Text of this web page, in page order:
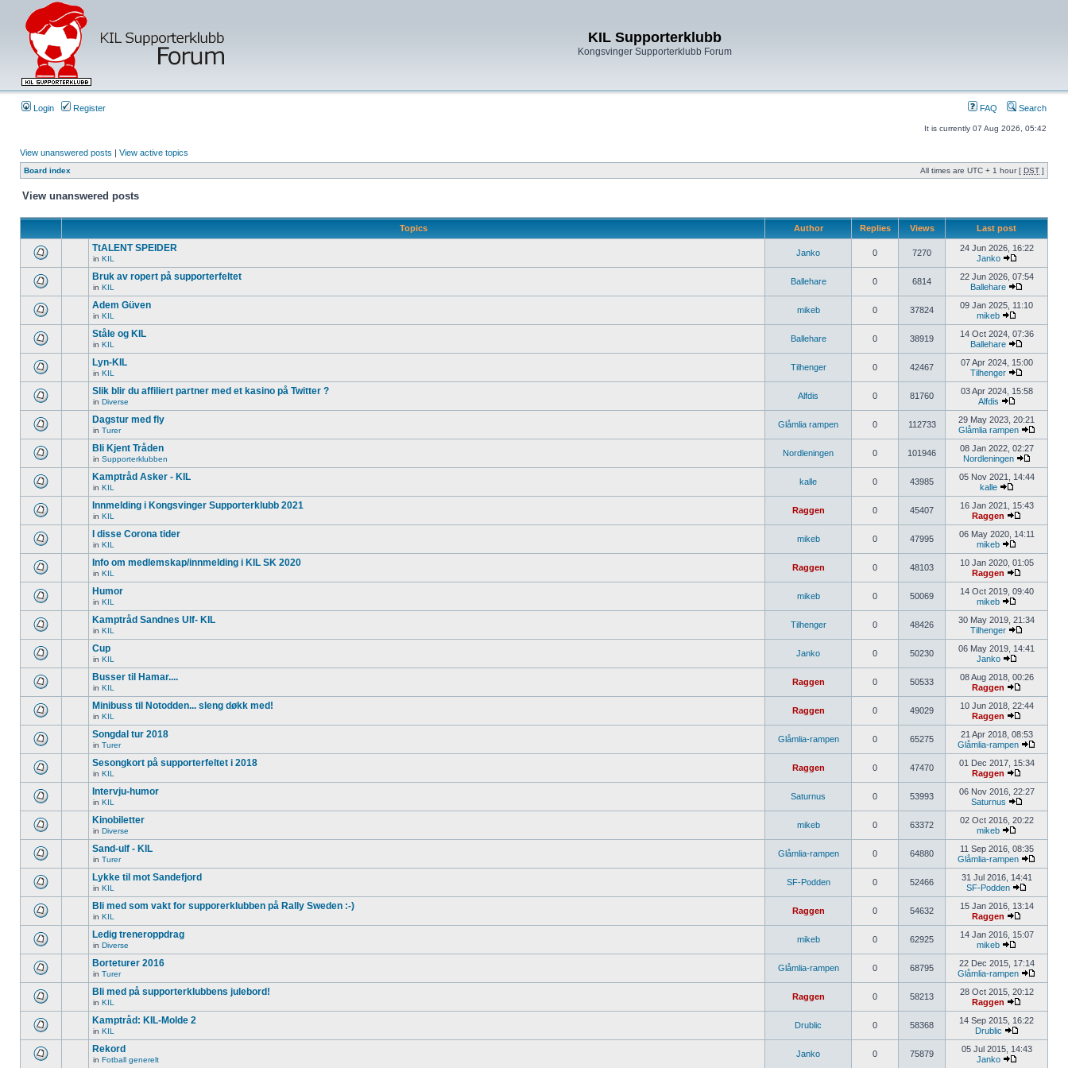
KIL Supporterklubb
Kongsvinger Supporterklubb Forum
Login Register FAQ Search
It is currently 07 Aug 2026, 05:42
View unanswered posts | View active topics
Board index All times are UTC + 1 hour [ DST ]
View unanswered posts
Topics Author Replies Views Last post
TtALENT SPEIDER
in KIL
Janko 0 7270
24 Jun 2026, 16:22
Janko
Bruk av ropert på supporterfeltet
in KIL
Ballehare 0 6814
22 Jun 2026, 07:54
Ballehare
Adem Güven
in KIL
mikeb 0 37824
09 Jan 2025, 11:10
mikeb
Ståle og KIL
in KIL
Ballehare 0 38919
14 Oct 2024, 07:36
Ballehare
Lyn-KIL
in KIL
Tilhenger 0 42467
07 Apr 2024, 15:00
Tilhenger
Slik blir du affiliert partner med et kasino på Twitter ?
in Diverse
Alfdis 0 81760
03 Apr 2024, 15:58
Alfdis
Dagstur med fly
in Turer
Glåmlia rampen 0 112733
29 May 2023, 20:21
Glåmlia rampen
Bli Kjent Tråden
in Supporterklubben
Nordleningen 0 101946
08 Jan 2022, 02:27
Nordleningen
Kamptråd Asker - KIL
in KIL
kalle 0 43985
05 Nov 2021, 14:44
kalle
Innmelding i Kongsvinger Supporterklubb 2021
in KIL
Raggen 0 45407
16 Jan 2021, 15:43
Raggen
I disse Corona tider
in KIL
mikeb 0 47995
06 May 2020, 14:11
mikeb
Info om medlemskap/innmelding i KIL SK 2020
in KIL
Raggen 0 48103
10 Jan 2020, 01:05
Raggen
Humor
in KIL
mikeb 0 50069
14 Oct 2019, 09:40
mikeb
Kamptråd Sandnes Ulf- KIL
in KIL
Tilhenger 0 48426
30 May 2019, 21:34
Tilhenger
Cup
in KIL
Janko 0 50230
06 May 2019, 14:41
Janko
Busser til Hamar....
in KIL
Raggen 0 50533
08 Aug 2018, 00:26
Raggen
Minibuss til Notodden... sleng døkk med!
in KIL
Raggen 0 49029
10 Jun 2018, 22:44
Raggen
Songdal tur 2018
in Turer
Glåmlia-rampen 0 65275
21 Apr 2018, 08:53
Glåmlia-rampen
Sesongkort på supporterfeltet i 2018
in KIL
Raggen 0 47470
01 Dec 2017, 15:34
Raggen
Intervju-humor
in KIL
Saturnus 0 53993
06 Nov 2016, 22:27
Saturnus
Kinobiletter
in Diverse
mikeb 0 63372
02 Oct 2016, 20:22
mikeb
Sand-ulf - KIL
in Turer
Glåmlia-rampen 0 64880
11 Sep 2016, 08:35
Glåmlia-rampen
Lykke til mot Sandefjord
in KIL
SF-Podden 0 52466
31 Jul 2016, 14:41
SF-Podden
Bli med som vakt for supporerklubben på Rally Sweden :-)
in KIL
Raggen 0 54632
15 Jan 2016, 13:14
Raggen
Ledig treneroppdrag
in Diverse
mikeb 0 62925
14 Jan 2016, 15:07
mikeb
Borteturer 2016
in Turer
Glåmlia-rampen 0 68795
22 Dec 2015, 17:14
Glåmlia-rampen
Bli med på supporterklubbens julebord!
in KIL
Raggen 0 58213
28 Oct 2015, 20:12
Raggen
Kamptråd: KIL-Molde 2
in KIL
Drublic 0 58368
14 Sep 2015, 16:22
Drublic
Rekord
in Fotball generelt
Janko 0 75879
05 Jul 2015, 14:43
Janko